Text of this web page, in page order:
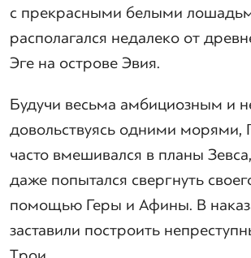
с прекрасными белыми
располагался недалеко от
Эге на острове Эвия.
Будучи весьма амбициозным и
довольствуясь одними морями,
часто вмешивался в планы
даже попытался свергнуть
помощью Геры и Афины. В
заставили построить